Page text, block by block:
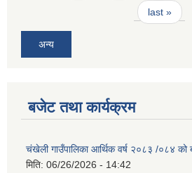
last »
अन्य
बजेट तथा कार्यक्रम
चंखेली गाउँपालिका आर्थिक वर्ष २०८३ /०८४
मिति: 06/26/2026 - 14:42